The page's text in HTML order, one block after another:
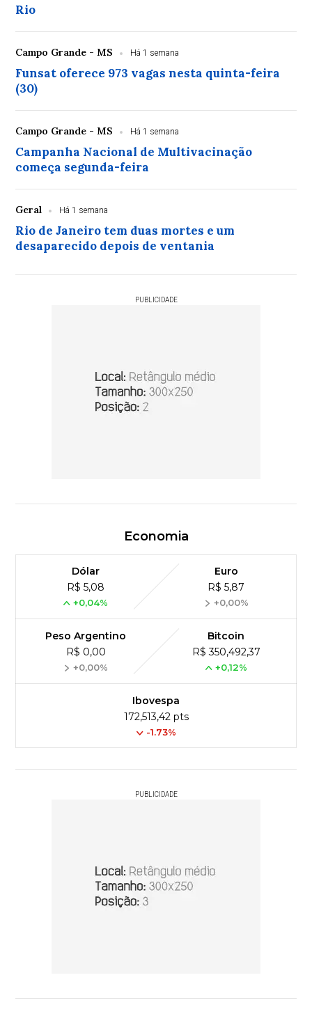
Rio
Campo Grande - MS Há 1 semana
Funsat oferece 973 vagas nesta quinta-feira
(30)
Campo Grande - MS Há 1 semana
Campanha Nacional de Multivacinação
começa segunda-feira
Geral Há 1 semana
Rio de Janeiro tem duas mortes e um
desaparecido depois de ventania
PUBLICIDADE
Economia
Dólar
R$ 5,08
+0,04%
Euro
R$ 5,87
+0,00%
Peso Argentino
R$ 0,00
+0,00%
Bitcoin
R$ 350,492,37
+0,12%
Ibovespa
172,513,42 pts
-1.73%
PUBLICIDADE